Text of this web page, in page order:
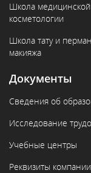
Школа медицинской
косметологии
Школа тату и
макияжа
Документы
Сведения об
Исследование
Учебные центры
Реквизиты компании